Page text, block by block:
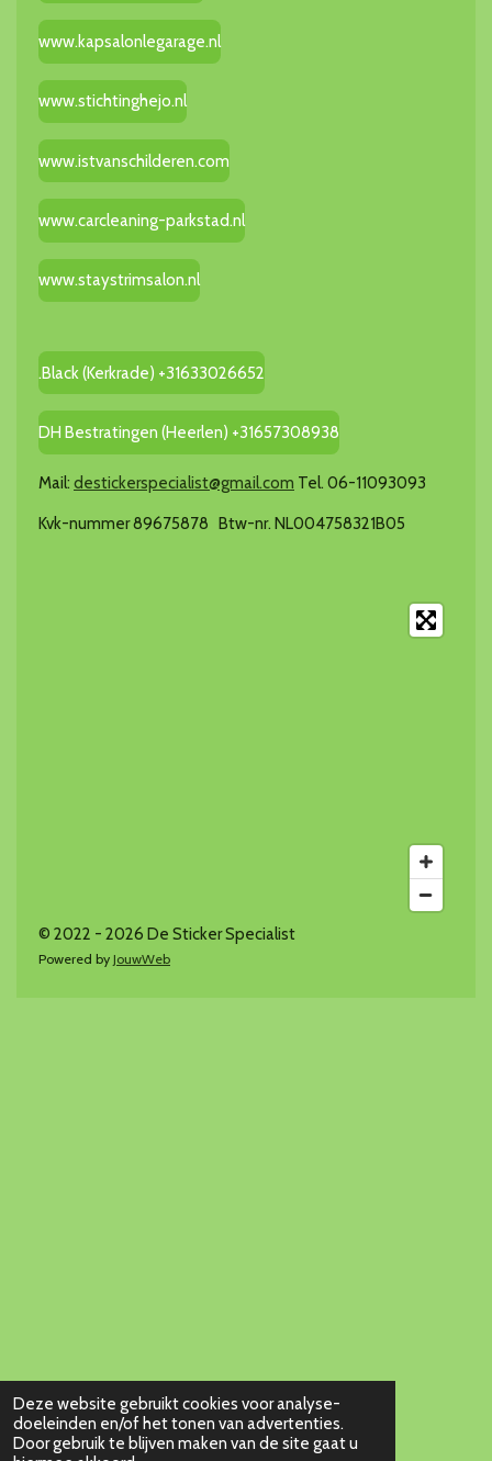
Deze website gebruikt cookies voor analyse-
doeleinden en/of het tonen van advertenties.
Door gebruik te blijven maken van de site gaat u
www.kapsalonlegarage.nl
www.stichtinghejo.nl
www.istvanschilderen.com
www.carcleaning-parkstad.nl
www.staystrimsalon.nl
.Black (Kerkrade) +31633026652
DH Bestratingen (Heerlen) +31657308938
Mail: destickerspecialist@gmail.com Tel. 06-11093093
Kvk-nummer 89675878 Btw-nr. NL004758321B05
© 2022 - 2026 De Sticker Specialist
Powered by JouwWeb